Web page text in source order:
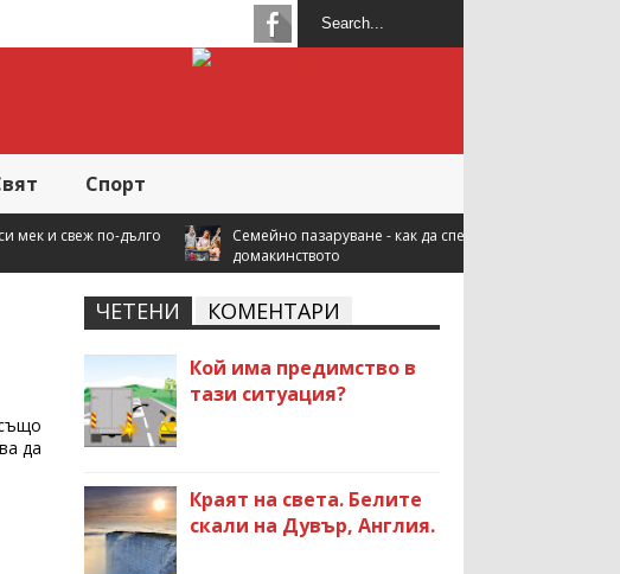
Спорт
Семейно пазаруване - как да спестите повече, когато купувате за
да
ЧЕТЕНИ КОМЕНТАРИ
Кой има предимство в
тази ситуация?
Краят на света. Белите
скали на Дувър, Англия.